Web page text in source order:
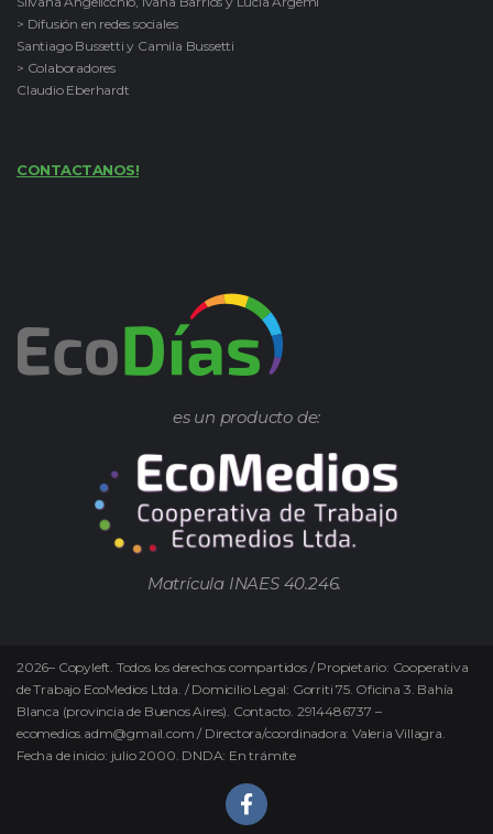
> Difusión en redes sociales
Santiago Bussetti y Camila Bussetti
> Colaboradores
Claudio Eberhardt
CONTACTANOS!
es un producto de:
Matrícula INAES 40.246.
2026– Copyleft. Todos los derechos compartidos / Propietario: Cooperativa
de Trabajo EcoMedios Ltda. / Domicilio Legal: Gorriti 75. Oficina 3. Bahía
Blanca (provincia de Buenos Aires). Contacto. 2914486737 –
ecomedios.adm@gmail.com / Directora/coordinadora: Valeria Villagra.
Fecha de inicio: julio 2000. DNDA: En trámite